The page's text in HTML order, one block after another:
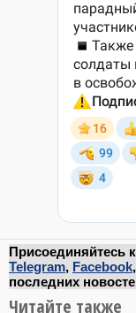
Присоединяйтесь
Telegram, Facebook,
последних
Читайте также